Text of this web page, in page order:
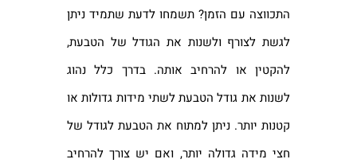
התכווצה עם הזמן? תשמחו לדעת שתמיד ניתן
לגשת לצורף ולשנות את הגודל של הטבעת,
להקטין או להרחיב אותה. בדרך כלל נהוג
לשנות את גודל הטבעת לשתי מידות גדולות או
קטנות יותר. ניתן למתוח את הטבעת לגודל של
חצי מידה גדולה יותר, ואם יש צורך להרחיב